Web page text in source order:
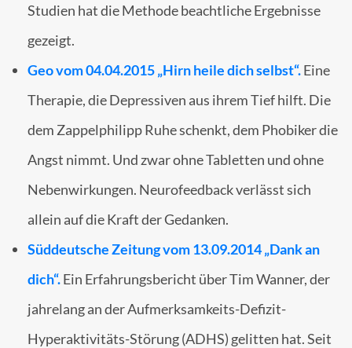
Studien hat die Methode beachtliche Ergebnisse
gezeigt.
Geo vom 04.04.2015 „Hirn heile dich selbst“.Eine
Therapie, die Depressiven aus ihrem Tief hilft. Die
dem Zappelphilipp Ruhe schenkt, dem Phobiker die
Angst nimmt. Und zwar ohne Tabletten und ohne
Nebenwirkungen. Neurofeedback verlässt sich
allein auf die Kraft der Gedanken.
Süddeutsche Zeitung vom 13.09.2014 „Dank an
dich“.Ein Erfahrungsbericht über Tim Wanner, der
jahrelang an der Aufmerksamkeits-Defizit-
Hyperaktivitäts-Störung (ADHS) gelitten hat. Seit